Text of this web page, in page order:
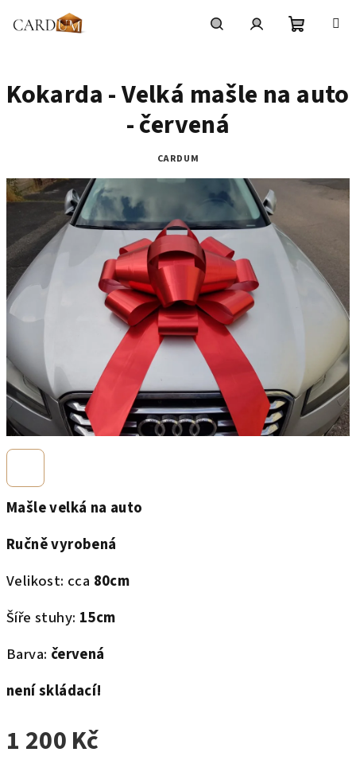
košík
Mašle velká na auto
Ručně vyrobená
Velikost: cca 80cm
Šíře stuhy: 15cm
Barva: červená
není skládací!
1 200 Kč
Kokarda - Velká mašle na auto
- červená
CARDUM